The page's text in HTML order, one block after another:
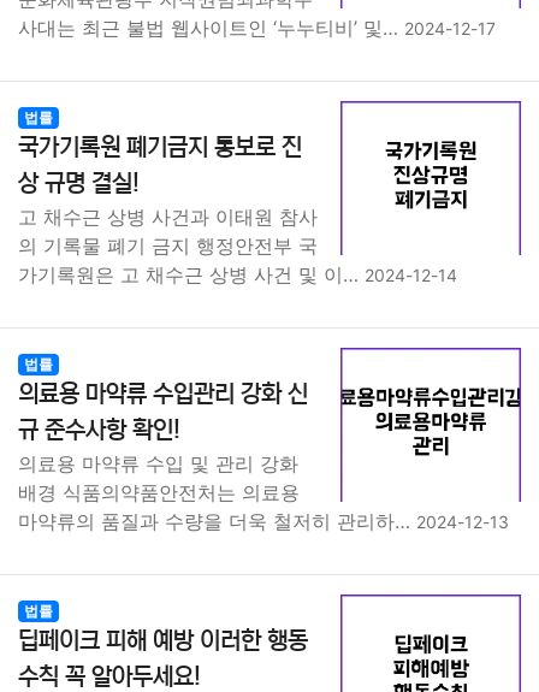
사대는 최근 불법 웹사이트인 ‘누누티비’ 및… 2024-12-17
법률
국가기록원 폐기금지 통보로 진
상 규명 결실!
고 채수근 상병 사건과 이태원 참사
의 기록물 폐기 금지 행정안전부 국
가기록원은 고 채수근 상병 사건 및 이… 2024-12-14
법률
의료용 마약류 수입관리 강화 신
규 준수사항 확인!
의료용 마약류 수입 및 관리 강화
배경 식품의약품안전처는 의료용
마약류의 품질과 수량을 더욱 철저히 관리하… 2024-12-13
법률
딥페이크 피해 예방 이러한 행동
수칙 꼭 알아두세요!